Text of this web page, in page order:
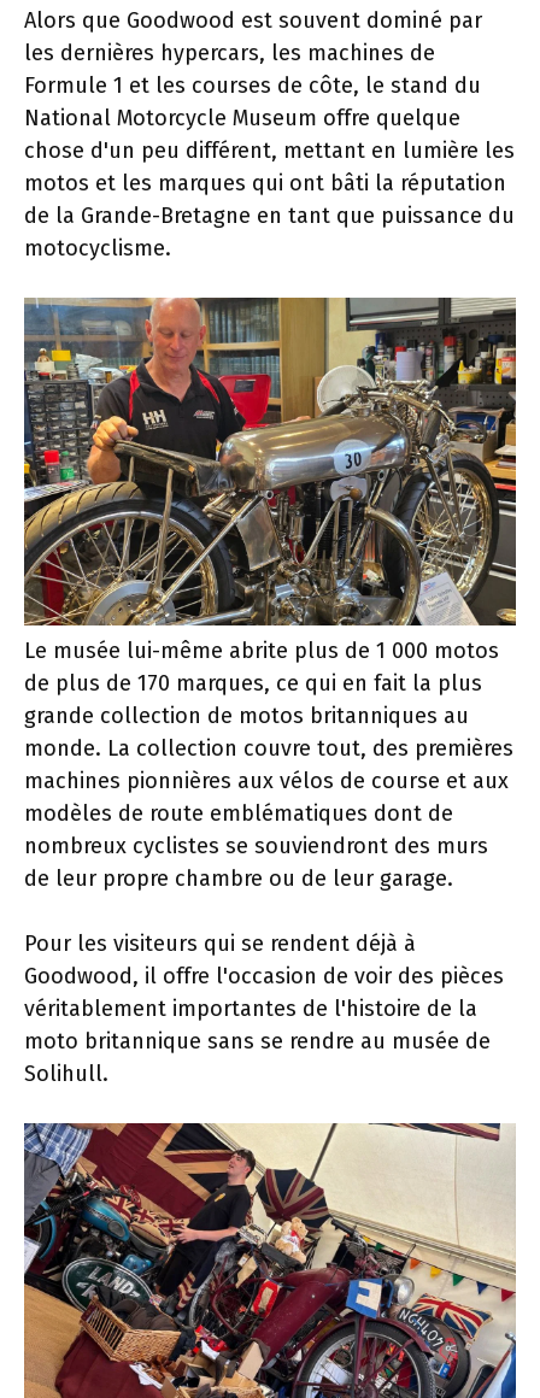
Alors que Goodwood est souvent dominé par
les dernières hypercars, les machines de
Formule 1 et les courses de côte, le stand du
National Motorcycle Museum offre quelque
chose d'un peu différent, mettant en lumière les
motos et les marques qui ont bâti la réputation
de la Grande-Bretagne en tant que puissance du
motocyclisme.
Le musée lui-même abrite plus de 1 000 motos
de plus de 170 marques, ce qui en fait la plus
grande collection de motos britanniques au
monde. La collection couvre tout, des premières
machines pionnières aux vélos de course et aux
modèles de route emblématiques dont de
nombreux cyclistes se souviendront des murs
de leur propre chambre ou de leur garage.
Pour les visiteurs qui se rendent déjà à
Goodwood, il offre l'occasion de voir des pièces
véritablement importantes de l'histoire de la
moto britannique sans se rendre au musée de
Solihull.